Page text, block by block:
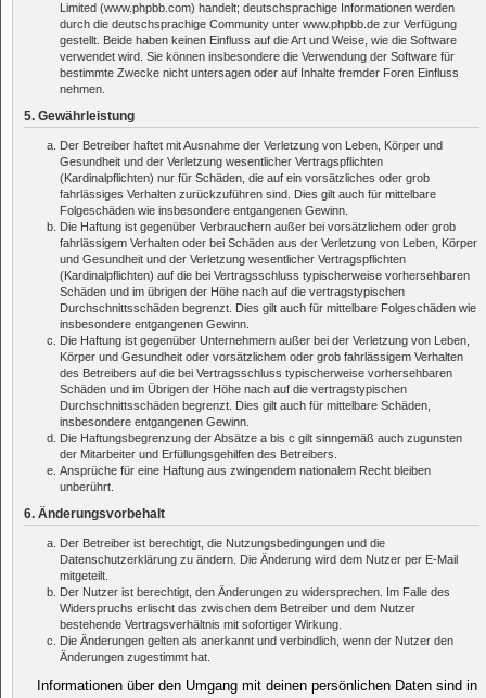
Limited (www.phpbb.com) handelt; deutschsprachige Informationen werden
durch die deutschsprachige Community unter www.phpbb.de zur Verfügung
gestellt. Beide haben keinen Einfluss auf die Art und Weise, wie die Software
verwendet wird. Sie können insbesondere die Verwendung der Software für
bestimmte Zwecke nicht untersagen oder auf Inhalte fremder Foren Einfluss
nehmen.
5. Gewährleistung
Der Betreiber haftet mit Ausnahme der Verletzung von Leben, Körper und
Gesundheit und der Verletzung wesentlicher Vertragspflichten
(Kardinalpflichten) nur für Schäden, die auf ein vorsätzliches oder grob
fahrlässiges Verhalten zurückzuführen sind. Dies gilt auch für mittelbare
Folgeschäden wie insbesondere entgangenen Gewinn.
Die Haftung ist gegenüber Verbrauchern außer bei vorsätzlichem oder grob
fahrlässigem Verhalten oder bei Schäden aus der Verletzung von Leben, Körper
und Gesundheit und der Verletzung wesentlicher Vertragspflichten
(Kardinalpflichten) auf die bei Vertragsschluss typischerweise vorhersehbaren
Schäden und im übrigen der Höhe nach auf die vertragstypischen
Durchschnittsschäden begrenzt. Dies gilt auch für mittelbare Folgeschäden wie
insbesondere entgangenen Gewinn.
Die Haftung ist gegenüber Unternehmern außer bei der Verletzung von Leben,
Körper und Gesundheit oder vorsätzlichem oder grob fahrlässigem Verhalten
des Betreibers auf die bei Vertragsschluss typischerweise vorhersehbaren
Schäden und im Übrigen der Höhe nach auf die vertragstypischen
Durchschnittsschäden begrenzt. Dies gilt auch für mittelbare Schäden,
insbesondere entgangenen Gewinn.
Die Haftungsbegrenzung der Absätze a bis c gilt sinngemäß auch zugunsten
der Mitarbeiter und Erfüllungsgehilfen des Betreibers.
Ansprüche für eine Haftung aus zwingendem nationalem Recht bleiben
unberührt.
6. Änderungsvorbehalt
Der Betreiber ist berechtigt, die Nutzungsbedingungen und die
Datenschutzerklärung zu ändern. Die Änderung wird dem Nutzer per E-Mail
mitgeteilt.
Der Nutzer ist berechtigt, den Änderungen zu widersprechen. Im Falle des
Widerspruchs erlischt das zwischen dem Betreiber und dem Nutzer
bestehende Vertragsverhältnis mit sofortiger Wirkung.
Die Änderungen gelten als anerkannt und verbindlich, wenn der Nutzer den
Änderungen zugestimmt hat.
Informationen über den Umgang mit deinen persönlichen Daten sind in